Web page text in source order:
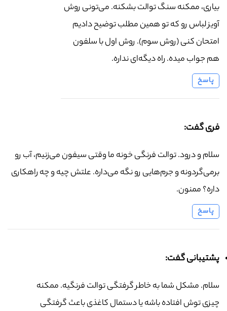
بیاری، ممکنه سنگ توالت بشکنه. می‌تونی روش
آویز لباس رو که تو همین مطلب توضیح دادیم
امتحان کنی (روش سوم). روش اول با سلفون
هم جواب میده. راه دیگه‌ای نداره.
پاسخ
فری گفت:
سلام و درود. توالت فرنگی خونه ما وقتی سیفون می‌زنیم، آب رو
برمی‌گردونه و جرم‌هایی رو نگه می‌داره. علتش چیه و چه راهکاری
داره؟ ممنون.
پاسخ
پشتیبانی گفت:
سلام. مشکل شما به خاطر گرفتگی توالت فرنگیه. ممکنه
چیزی توش افتاده باشه یا دستمال کاغذی باعث گرفتگی